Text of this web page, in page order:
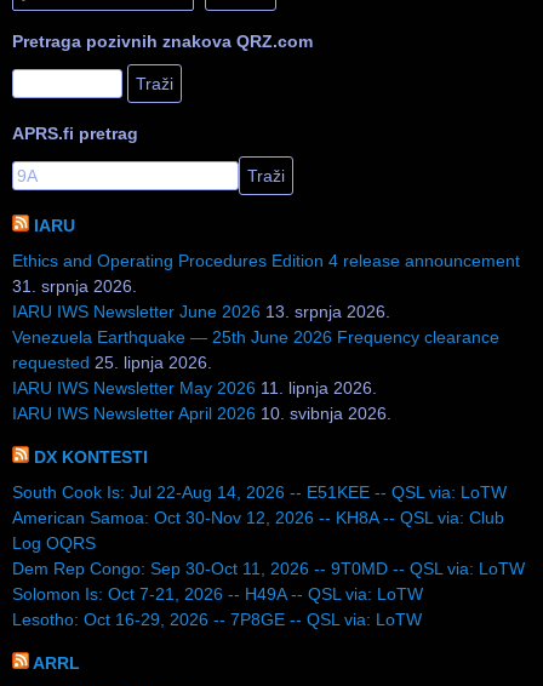
Pretraga pozivnih znakova QRZ.com
APRS.fi pretrag
IARU
Ethics and Operating Procedures Edition 4 release announcement
31. srpnja 2026.
IARU IWS Newsletter June 2026 13. srpnja 2026.
Venezuela Earthquake — 25th June 2026 Frequency clearance
requested 25. lipnja 2026.
IARU IWS Newsletter May 2026 11. lipnja 2026.
IARU IWS Newsletter April 2026 10. svibnja 2026.
DX KONTESTI
South Cook Is: Jul 22-Aug 14, 2026 -- E51KEE -- QSL via: LoTW
American Samoa: Oct 30-Nov 12, 2026 -- KH8A -- QSL via: Club
Log OQRS
Dem Rep Congo: Sep 30-Oct 11, 2026 -- 9T0MD -- QSL via: LoTW
Solomon Is: Oct 7-21, 2026 -- H49A -- QSL via: LoTW
Lesotho: Oct 16-29, 2026 -- 7P8GE -- QSL via: LoTW
ARRL